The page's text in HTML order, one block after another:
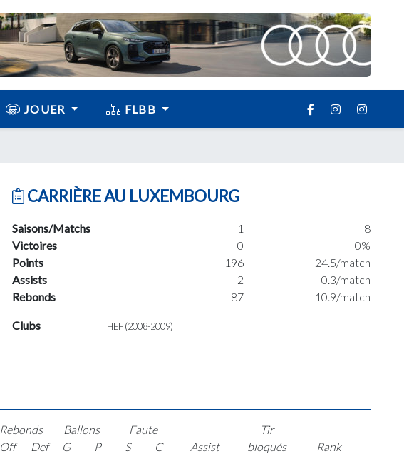
JOUER FLBB
CARRIÈRE AU LUXEMBOURG
Saisons/Matchs 1
8
Victoires
0
0%
Points
196
24.5/match
Assists
2
0.3/match
Rebonds
87 10.9/match
Clubs HEF (2008-2009)
Rebonds
Off
Def
Ballons
G
P
Faute
S
C Assist
Tir
bloqués
Rank